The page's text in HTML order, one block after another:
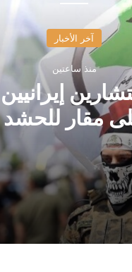
آخر الأخبار
منذ ساعتين
مقتل 5
مقار للحشد